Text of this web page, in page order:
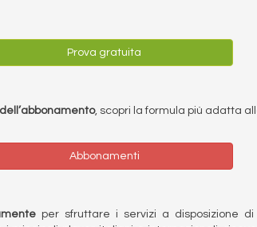
Prova gratuita
, scopri la formula più adatta
Abbonamenti
per sfruttare i servizi a disposizione